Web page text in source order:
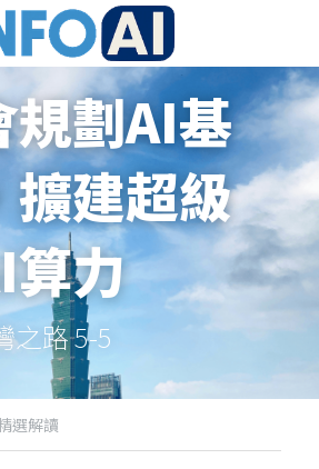
規劃AI基
擴建超級
算力
之路 5-5
選解讀